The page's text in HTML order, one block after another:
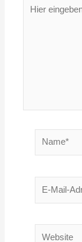
eingeben…
Mail-